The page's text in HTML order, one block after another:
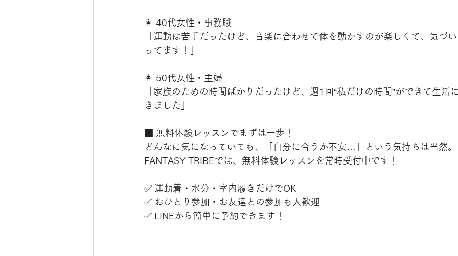
👩 40代女性・事務職
「運動は苦手だったけど、音楽に合わせて体を動かすのが楽しくて、気づ
ってます！」
👩 50代女性・主婦
「家族のための時間ばかりだったけど、週1回“私だけの時間”ができて生活
きました」
■ 無料体験レッスンでまずは一歩！
どんなに気になっていても、「自分に合うか不安…」という気持ちは当然。
FANTASY TRIBEでは、無料体験レッスンを常時受付中です！
✅ 運動着・水分・室内履きだけでOK
✅ おひとり参加・お友達との参加も大歓迎
✅ LINEから簡単に予約できます！